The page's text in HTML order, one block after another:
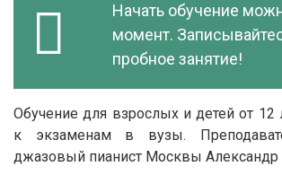
Начать обучение
момент.
пробное занятие!
Обучение для взрослых и детей от 12
к экзаменам в вузы.
джазовый пианист Москвы Александр